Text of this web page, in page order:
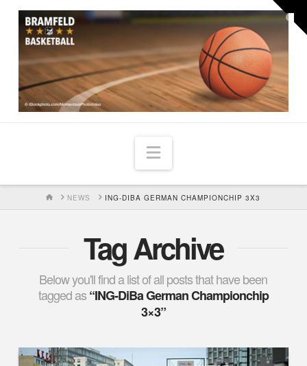
Navigation
HOMENEWS ING-DIBA GERMAN CHAMPIONCHIP 3X3
Tag Archive
Below you'll find a list of all posts that have been
tagged as“ING-DiBa German Championchip
3×3”
the